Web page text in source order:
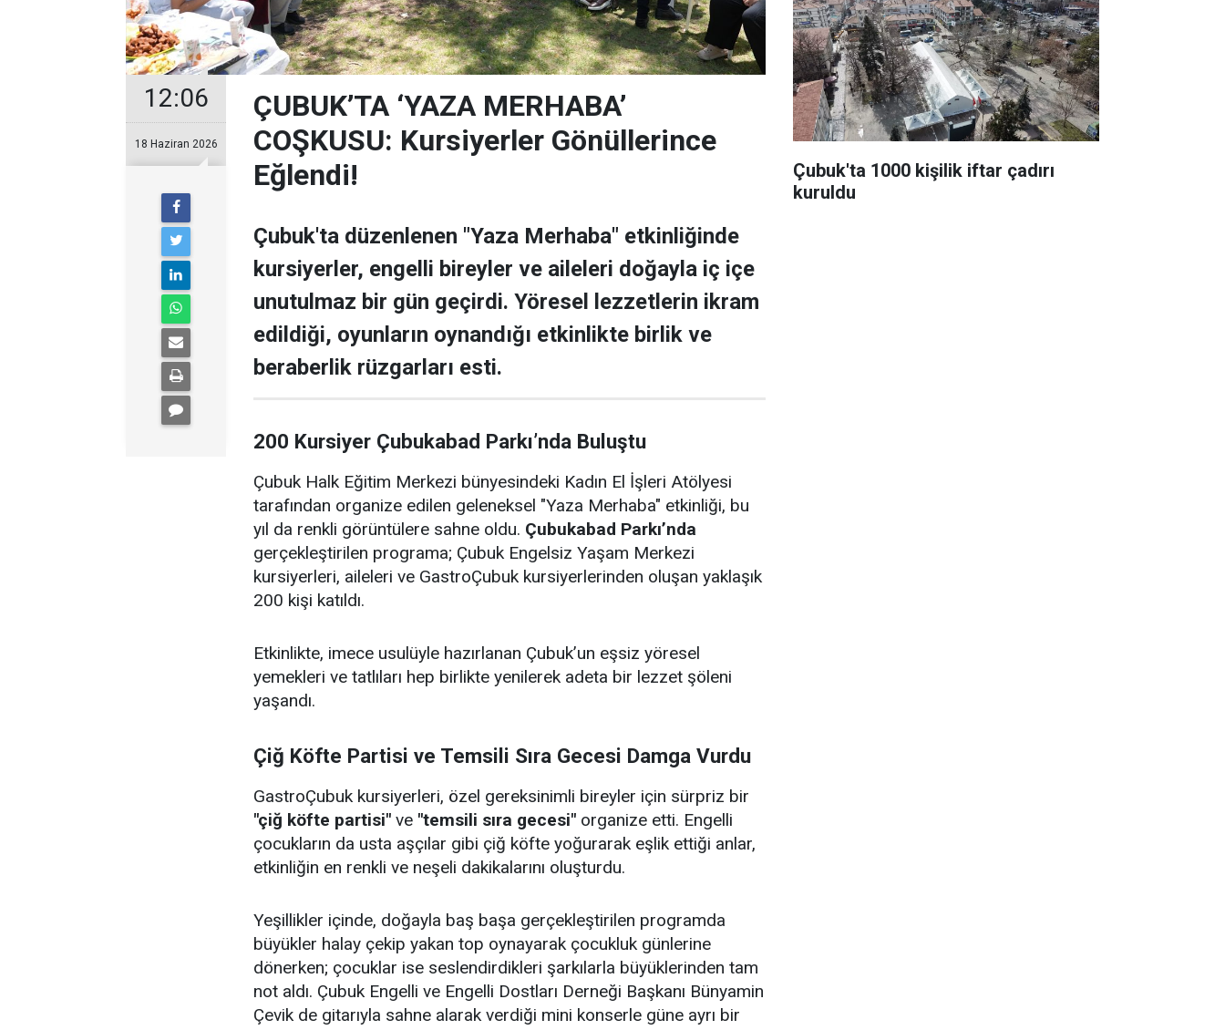
12:06
18 Haziran 2026
ÇUBUK’TA ‘YAZA MERHABA’
COŞKUSU: Kursiyerler Gönüllerince
Eğlendi!
Çubuk'ta düzenlenen "Yaza Merhaba" etkinliğinde
kursiyerler, engelli bireyler ve aileleri doğayla iç içe
unutulmaz bir gün geçirdi. Yöresel lezzetlerin ikram
edildiği, oyunların oynandığı etkinlikte birlik ve
beraberlik rüzgarları esti.
200 Kursiyer Çubukabad Parkı’nda Buluştu
Çubuk Halk Eğitim Merkezi bünyesindeki Kadın El İşleri Atölyesi
tarafından organize edilen geleneksel "Yaza Merhaba" etkinliği, bu
yıl da renkli görüntülere sahne oldu. Çubukabad Parkı’nda
gerçekleştirilen programa; Çubuk Engelsiz Yaşam Merkezi
kursiyerleri, aileleri ve GastroÇubuk kursiyerlerinden oluşan yaklaşık
200 kişi katıldı.
Etkinlikte, imece usulüyle hazırlanan Çubuk’un eşsiz yöresel
yemekleri ve tatlıları hep birlikte yenilerek adeta bir lezzet şöleni
yaşandı.
Çiğ Köfte Partisi ve Temsili Sıra Gecesi Damga Vurdu
GastroÇubuk kursiyerleri, özel gereksinimli bireyler için sürpriz bir
"çiğ köfte partisi" ve "temsili sıra gecesi" organize etti. Engelli
çocukların da usta aşçılar gibi çiğ köfte yoğurarak eşlik ettiği anlar,
etkinliğin en renkli ve neşeli dakikalarını oluşturdu.
Yeşillikler içinde, doğayla baş başa gerçekleştirilen programda
büyükler halay çekip yakan top oynayarak çocukluk günlerine
dönerken; çocuklar ise seslendirdikleri şarkılarla büyüklerinden tam
not aldı. Çubuk Engelli ve Engelli Dostları Derneği Başkanı Bünyamin
Çevik de gitarıyla sahne alarak verdiği mini konserle güne ayrı bir
Çubuk'ta 1000 kişilik iftar çadırı
kuruldu